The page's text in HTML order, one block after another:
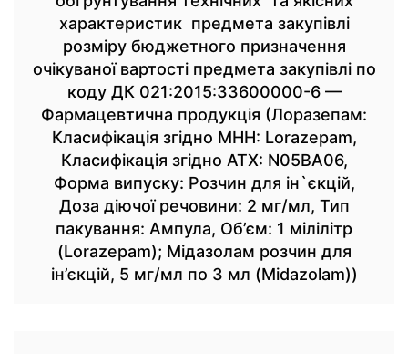
характеристик предмета закупівлі
розміру бюджетного призначення
очікуваної вартості предмета закупівлі по
коду ДК 021:2015:33600000-6 —
Фармацевтична продукція (Лоразепам:
Класифікація згідно МНН: Lorazepam,
Класифікація згідно АТХ: N05BA06,
Форма випуску: Розчин для ін`єкцій,
Доза діючої речовини: 2 мг/мл, Тип
пакування: Ампула, Об’єм: 1 мілілітр
(Lorazepam); Мідазолам розчин для
ін’єкцій, 5 мг/мл по 3 мл (Midazolam))